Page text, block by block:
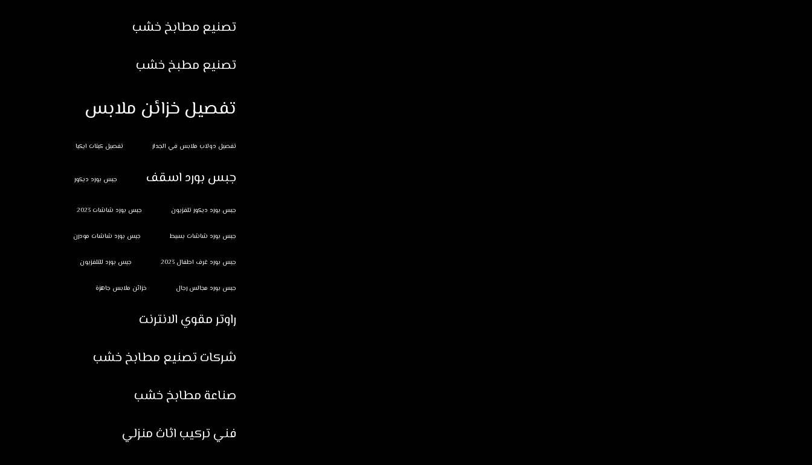
تصنيع مطابخ خشب
تصنيع مطبخ خشب
تفصيل خزائن ملابس
تفصيل دولاب ملابس في الجدار تفصيل كبتات ايكيا
جبس بورد اسقف جبس بورد ديكور
جبس بورد ديكور تلفزيون جبس بورد شاشات 2023
جبس بورد شاشات بسيط جبس بورد شاشات مودرن
جبس بورد غرف اطفال 2023 جبس بورد للتلفزيون
جبس بورد مجالس رجال خزائن ملابس جاهزة
راوتر مقوي الانترنت
شركات تصنيع مطابخ خشب
صناعة مطابخ خشب
فني تركيب اثاث منزلي